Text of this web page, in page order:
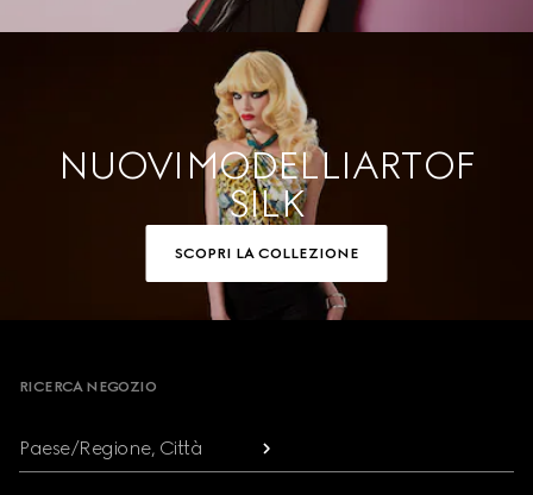
NUOVI MODELLI ART OF
SILK
SCOPRI LA COLLEZIONE
Footer
RICERCA NEGOZIO
Paese/Regione, Città